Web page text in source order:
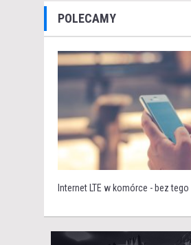
POLECAMY
Internet LTE w komórce - bez